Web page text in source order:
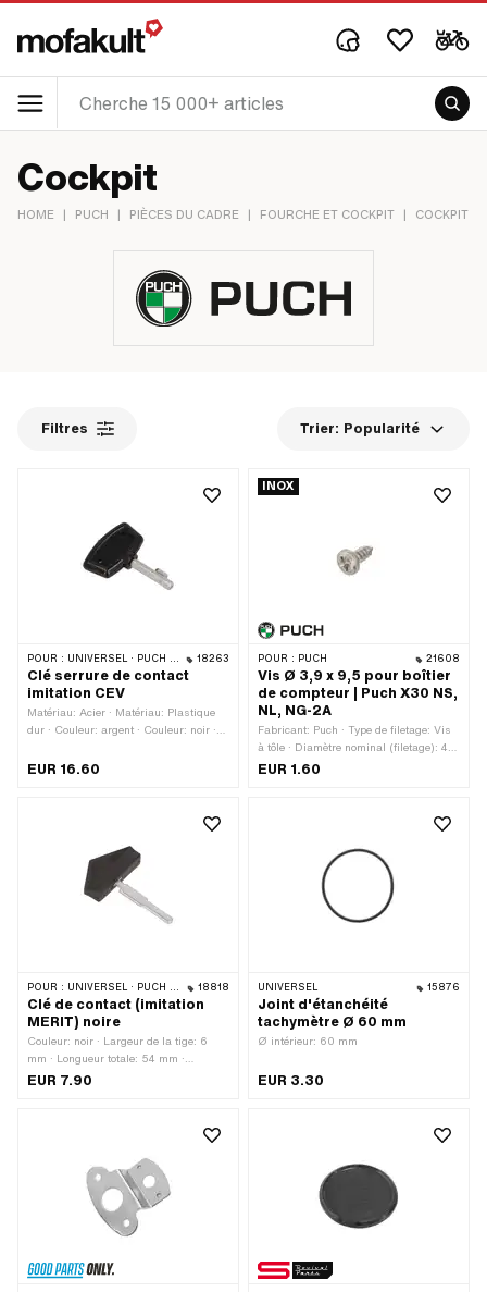
Cockpit
HOME | PUCH | PIÈCES DU CADRE | FOURCHE ET COCKPIT | COCKPIT
Filtres Trier: Popularité
POUR : UNIVERSEL · PUCH · SACHS · PONY / CILO (BÊTA 521 & 512) 18263
Clé serrure de contact
imitation CEV
Matériau: Acier · Matériau: Plastique
dur · Couleur: argent · Couleur: noir ·
6.1 mm · Surface: bruts · Surface:
EUR 16.60
INOX
POUR : PUCH 21608
Vis Ø 3,9 x 9,5 pour boîtier
de compteur | Puch X30 NS,
NL, NG-2A
Fabricant: Puch · Type de filetage: Vis
à tôle · Diamètre nominal (filetage): 4
mm · Entraînement: cruciforme ·
EUR 1.60
POUR : UNIVERSEL · PUCH · SACHS · ZÜNDAPP BELMONDO 18818
Clé de contact (imitation
MERIT) noire
Couleur: noir · Largeur de la tige: 6
mm · Longueur totale: 54 mm ·
Longueur de la tige: 36 mm · Puch
EUR 7.90
UNIVERSEL 15876
Joint d'étanchéité
tachymètre Ø 60 mm
Ø intérieur: 60 mm
EUR 3.30